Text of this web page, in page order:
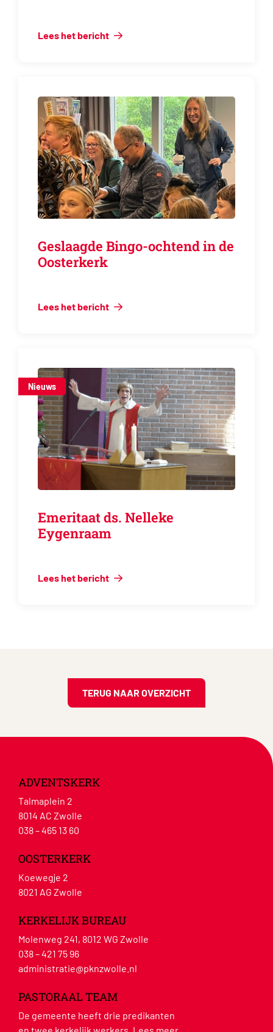
Lees het bericht
Geslaagde Bingo-ochtend in de
Oosterkerk
Lees het bericht
Nieuws
Emeritaat ds. Nelleke
Eygenraam
Lees het bericht
TERUG NAAR OVERZICHT
ADVENTSKERK
Talmaplein 2
8014 AC Zwolle
038 – 465 13 60
OOSTERKERK
Koewegje 2
8021 AG Zwolle
KERKELIJK BUREAU
Molenweg 241, 8012 WG Zwolle
038 – 421 75 96
administratie@pknzwolle.nl
PASTORAAL TEAM
De gemeente heeft drie predikanten